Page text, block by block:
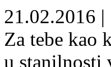
21.02.2016 |
Za tebe kao
u stanilnosti